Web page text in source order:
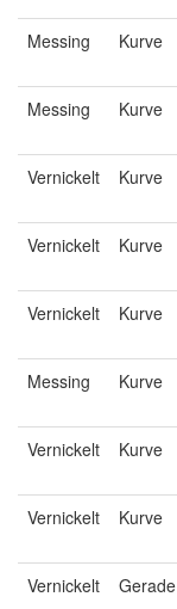
Messing Kurve
Messing Kurve
Vernickelt Kurve
Vernickelt Kurve
Vernickelt Kurve
Messing Kurve
Vernickelt Kurve
Vernickelt Kurve
Vernickelt Gerade